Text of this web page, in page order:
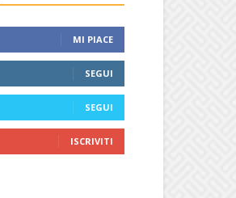
MI PIACE
SEGUI
SEGUI
ISCRIVITI